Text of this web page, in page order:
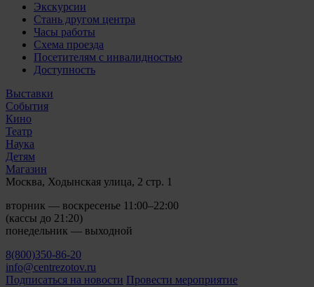
Экскурсии
Стань другом центра
Часы работы
Схема проезда
Посетителям с инвалидностью
Доступность
Выставки
События
Кино
Театр
Наука
Детям
Магазин
Москва, Ходынская улица, 2 стр. 1
вторник — воскресенье 11:00–22:00
(кассы до 21:20)
понедельник — выходной
8(800)350-86-20
info@centrezotov.ru
Подписаться на новости Провести мероприятие